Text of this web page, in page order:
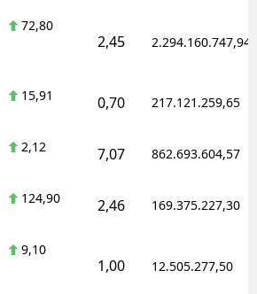
72,80
2,45 2.294.160.747,94
15,91 0,70 217.121.259,65
2,12 7,07 862.693.604,57
124,90 2,46 169.375.227,30
9,10
1,00 12.505.277,50